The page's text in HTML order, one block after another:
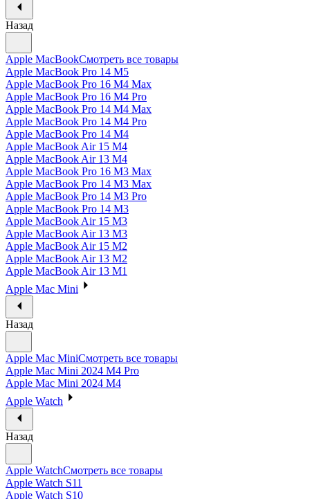
Назад
Apple MacBookСмотреть все товары
Apple MacBook Pro 14 M5
Apple MacBook Pro 16 M4 Max
Apple MacBook Pro 16 M4 Pro
Apple MacBook Pro 14 M4 Max
Apple MacBook Pro 14 M4 Pro
Apple MacBook Pro 14 M4
Apple MacBook Air 15 M4
Apple MacBook Air 13 M4
Apple MacBook Pro 16 M3 Max
Apple MacBook Pro 14 M3 Max
Apple MacBook Pro 14 M3 Pro
Apple MacBook Pro 14 M3
Apple MacBook Air 15 M3
Apple MacBook Air 13 M3
Apple MacBook Air 15 M2
Apple MacBook Air 13 M2
Apple MacBook Air 13 M1
Apple Mac Mini
Назад
Apple Mac MiniСмотреть все товары
Apple Mac Mini 2024 M4 Pro
Apple Mac Mini 2024 M4
Apple Watch
Назад
Apple WatchСмотреть все товары
Apple Watch S11
Apple Watch S10